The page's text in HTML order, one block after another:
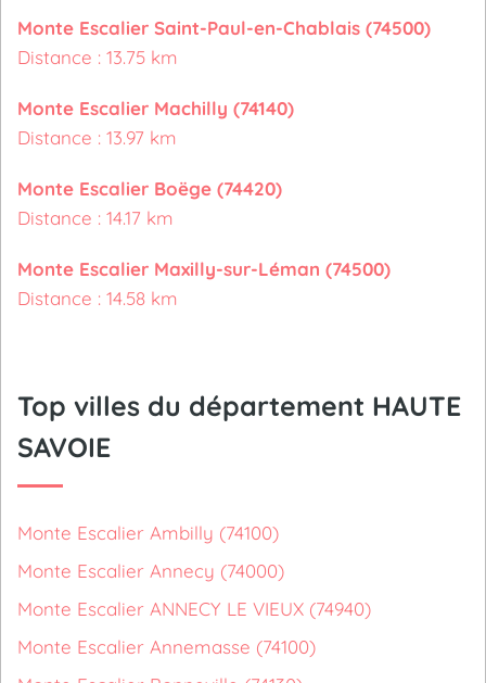
Monte Escalier Saint-Paul-en-Chablais (74500)
Distance : 13.75 km
Monte Escalier Machilly (74140)
Distance : 13.97 km
Monte Escalier Boëge (74420)
Distance : 14.17 km
Monte Escalier Maxilly-sur-Léman (74500)
Distance : 14.58 km
Top villes du département HAUTE
SAVOIE
Monte Escalier Ambilly (74100)
Monte Escalier Annecy (74000)
Monte Escalier ANNECY LE VIEUX (74940)
Monte Escalier Annemasse (74100)